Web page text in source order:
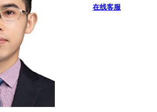
在线客服